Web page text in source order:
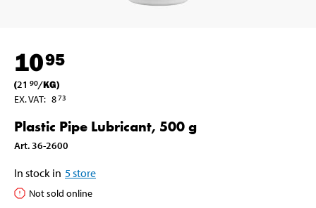
1095
(21 90/KG)
EX. VAT: 873
Plastic Pipe Lubricant, 500 g
Art. 36-2600
In stock in 5store
Not sold online